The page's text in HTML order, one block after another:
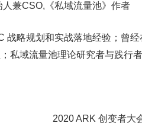
兼CSO,《私域流量池》作者
战略规划和实战落地经验；曾
私域流量池理论研究者与践行